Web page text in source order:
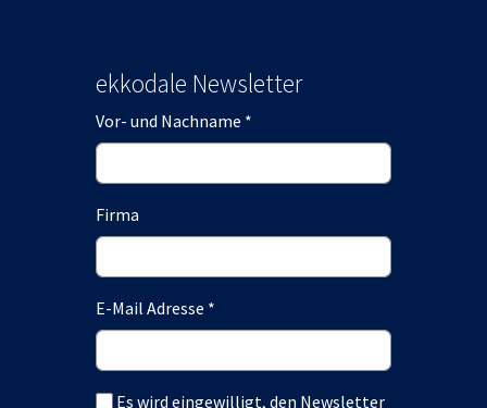
ekkodale Newsletter
Vor- und Nachname *
Firma
E-Mail Adresse *
Es wird eingewilligt, den Newsletter